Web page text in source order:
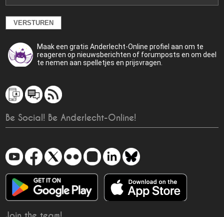
Maak een gratis Anderlecht-Online profiel aan om te
reageren op nieuwsberichten of forumposts en om deel
te nemen aan spelletjes en prijsvragen.
Be Social! Be Anderlecht-Online!